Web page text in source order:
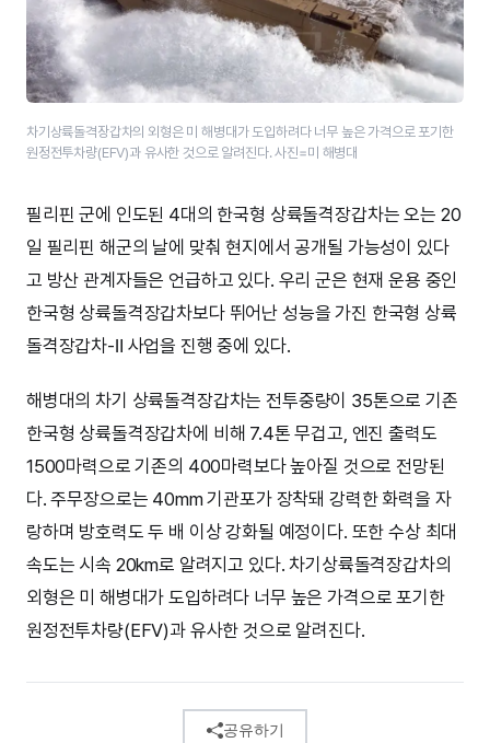
차기상륙돌격장갑차의 외형은 미 해병대가 도입하려다 너무 높은 가격으로 포기한
원정전투차량(EFV)과 유사한 것으로 알려진다. 사진=미 해병대
필리핀 군에 인도된 4대의 한국형 상륙돌격장갑차는 오는 20
일 필리핀 해군의 날에 맞춰 현지에서 공개될 가능성이 있다
고 방산 관계자들은 언급하고 있다. 우리 군은 현재 운용 중인
한국형 상륙돌격장갑차보다 뛰어난 성능을 가진 한국형 상륙
돌격장갑차-Ⅱ 사업을 진행 중에 있다.
해병대의 차기 상륙돌격장갑차는 전투중량이 35톤으로 기존
한국형 상륙돌격장갑차에 비해 7.4톤 무겁고, 엔진 출력도
1500마력으로 기존의 400마력보다 높아질 것으로 전망된
다. 주무장으로는 40mm 기관포가 장착돼 강력한 화력을 자
랑하며 방호력도 두 배 이상 강화될 예정이다. 또한 수상 최대
속도는 시속 20km로 알려지고 있다. 차기상륙돌격장갑차의
외형은 미 해병대가 도입하려다 너무 높은 가격으로 포기한
원정전투차량(EFV)과 유사한 것으로 알려진다.
공유하기